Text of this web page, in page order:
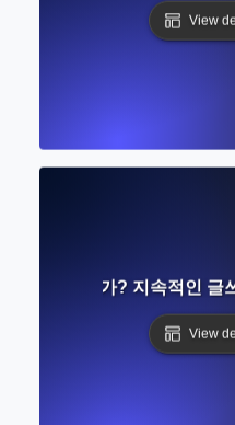
View
프란 무엇인가? 지속적인 글
View